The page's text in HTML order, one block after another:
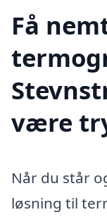
Få
være
Når du står
løsning til